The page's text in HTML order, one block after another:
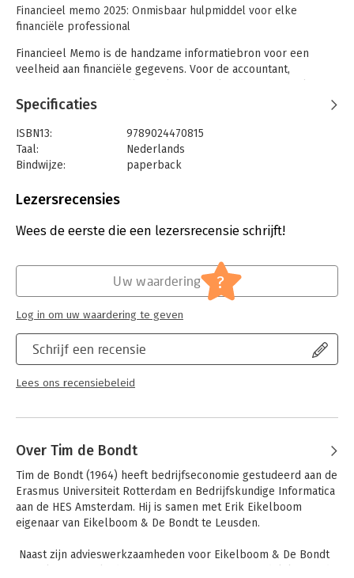
Financieel memo 2025: Onmisbaar hulpmiddel voor elke
financiële professional
Financieel Memo is de handzame informatiebron voor een
veelheid aan financiële gegevens. Voor de accountant,
planner, assurantietussenpersoon en makelaar is Financieel
Memo het ideale hulpmiddel voor het snel vinden van feiten en
cijfers uit de dagelijkse praktijk.
Een groot aantal onderwerpen komt in deze 49e jaargang aan
bod, zoals:
-macro-economische kerngegevens van Nederland en
overheidsfinanciën
-renten, geldwezen en hypotheeknormen
-externe financiële verslaggeving en uitkeringstoets
-tarieven handelsregister, reprorecht, Buma, Sena
-kredieten en subsidies
-sociale zekerheid voor ondernemers
-kindgebonden budget en kinderopvangtoeslag
-studiefinanciering
-minimumloon
-fiscale regelingen voor ondernemers
Specificaties
ISBN13:
9789024470815
Taal:
Nederlands
Bindwijze:
paperback
Uitgever:
Verschijningsdatum:
21-3-2025
Financieel management
Belastingrecht algemeen
Serie:
Financieel Memo
Lezersrecensies
Wees de eerste die een lezersrecensie schrijft!
Schrijf een recensie
Lees ons recensiebeleid
Uw waardering ?
Log in om uw waardering te geven
Over Tim de Bondt
Tim de Bondt (1964) heeft bedrijfseconomie gestudeerd aan de
Erasmus Universiteit Rotterdam en Bedrijfskundige Informatica
aan de HES Amsterdam. Hij is samen met Erik Eikelboom
eigenaar van Eikelboom & De Bondt te Leusden.
Naast zijn advieswerkzaamheden voor Eikelboom & De Bondt